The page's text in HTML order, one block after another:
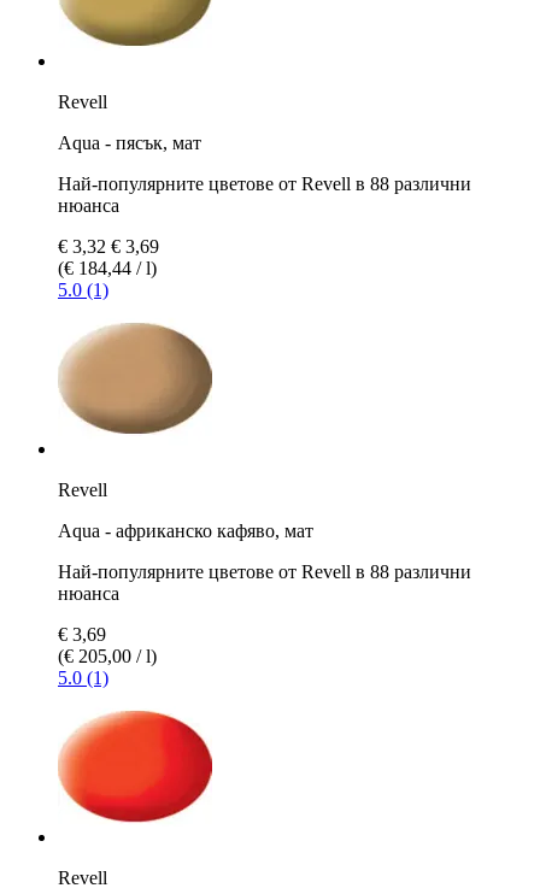
Revell
Aqua - пясък, мат
Най-популярните цветове от Revell в 88 различни
нюанса
€ 3,32 € 3,69
(€ 184,44 / l)
5.0 (1)
Revell
Aqua - африканско кафяво, мат
Най-популярните цветове от Revell в 88 различни
нюанса
€ 3,69
(€ 205,00 / l)
5.0 (1)
Revell